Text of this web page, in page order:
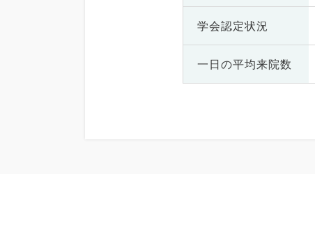
学会認定状況
一日の平均来院数